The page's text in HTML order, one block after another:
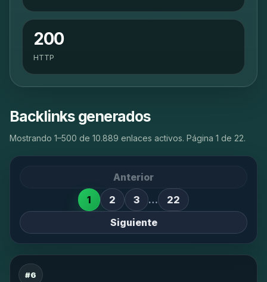
200
HTTP
Backlinks generados
Mostrando 1–500 de 10.889 enlaces activos. Página 1 de 22.
Anterior
1
2 3 …
22
Siguiente
#6